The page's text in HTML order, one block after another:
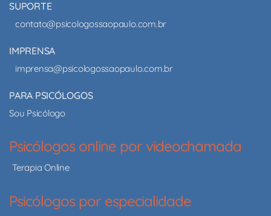
SUPORTE
contato@psicologossaopaulo.com.br
IMPRENSA
imprensa@psicologossaopaulo.com.br
PARA PSICÓLOGOS
Sou Psicólogo
Psicólogos online por videochamada
Terapia Online
Psicólogos por especialidade